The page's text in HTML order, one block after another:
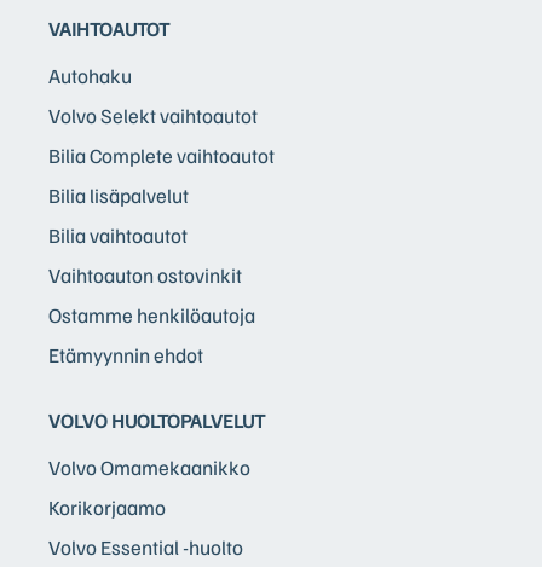
VAIHTOAUTOT
Autohaku
Volvo Selekt vaihtoautot
Bilia Complete vaihtoautot
Bilia lisäpalvelut
Bilia vaihtoautot
Vaihtoauton ostovinkit
Ostamme henkilöautoja
Etämyynnin ehdot
VOLVO HUOLTOPALVELUT
Volvo Omamekaanikko
Korikorjaamo
Volvo Essential -huolto